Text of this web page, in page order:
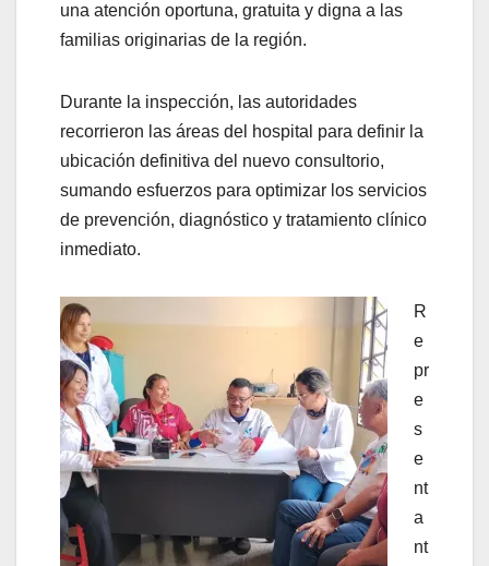
una atención oportuna, gratuita y digna a las
familias originarias de la región.
Durante la inspección, las autoridades
recorrieron las áreas del hospital para definir la
ubicación definitiva del nuevo consultorio,
sumando esfuerzos para optimizar los servicios
de prevención, diagnóstico y tratamiento clínico
inmediato.
R
e
pr
e
s
e
nt
a
nt